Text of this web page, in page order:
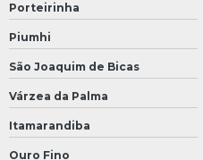
Porteirinha
Piumhi
São Joaquim de Bicas
Várzea da Palma
Itamarandiba
Ouro Fino